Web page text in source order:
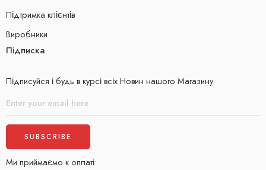
Підтримка клієнтів
Виробники
Підписка
Підписуйся і будь в курсі всіх Новин нашого Магазину
Ми приймаємо к оплаті: